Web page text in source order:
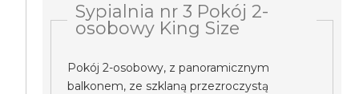
Sypialnia nr 3 Pokój 2-
osobowy King Size
Pokój 2-osobowy, z panoramicznym
balkonem, ze szklaną przezroczystą